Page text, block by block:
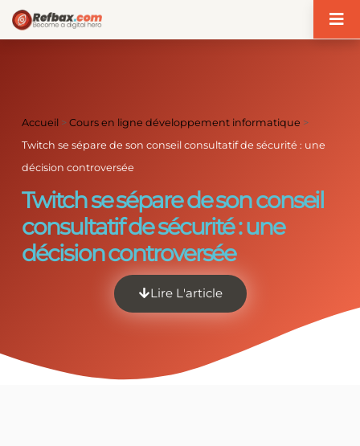
Accueil >Cours en ligne développement informatique >
Twitch se sépare de son conseil consultatif de sécurité : une
décision controversée
Twitch se sépare de son conseil
consultatif de sécurité : une
décision controversée
Lire L'article
Panneau de gestion des cookies